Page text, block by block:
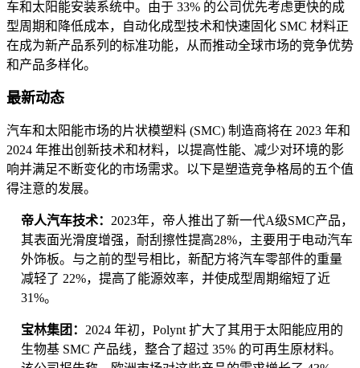
车和太阳能安装系统中。由于 33% 的公司优先考虑更快的成
型周期和降低成本，自动化成型技术和快速固化 SMC 材料正
在成为新产品系列的标准功能，从而推动全球市场的竞争优势
和产品多样化。
最新动态
汽车和太阳能市场的片状模塑料 (SMC) 制造商将在 2023 年和
2024 年推出创新技术和材料，以提高性能、减少对环境的影
响并满足不断变化的市场需求。以下是塑造竞争格局的五个值
得注意的发展。
帝人汽车技术： 2023年，帝人推出了新一代A级SMC产品，
其表面光滑度增强，耐刮擦性提高28%，主要用于电动汽车
外饰板。与之前的型号相比，新配方将汽车零部件的重量
减轻了 22%，提高了能源效率，并使成型周期缩短了近
31%。
宝林集团： 2024 年初，Polynt 扩大了其用于太阳能应用的
生物基 SMC 产品线，整合了超过 35% 的可再生原材料。